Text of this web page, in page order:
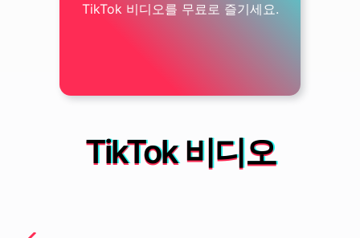
TikTok 비디오를 무료로 즐기세요.
TikTok 비디오